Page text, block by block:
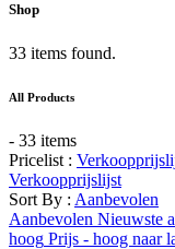
Shop
33 items found.
All Products
- 33 items
Pricelist :
Verkoopprijslijst
Sort By : Aanbevolen
Aanbevolen Nieuwste
hoog Prijs - hoog naar